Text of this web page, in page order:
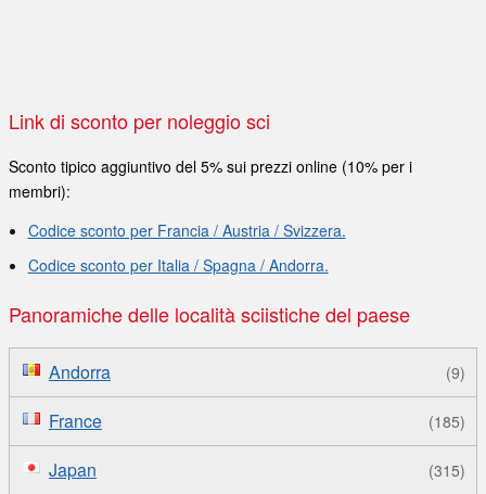
Link di sconto per noleggio sci
Sconto tipico aggiuntivo del 5% sui prezzi online (10% per i
membri):
Codice sconto per Francia / Austria / Svizzera.
Codice sconto per Italia / Spagna / Andorra.
Panoramiche delle località sciistiche del paese
Andorra (9)
France (185)
Japan (315)